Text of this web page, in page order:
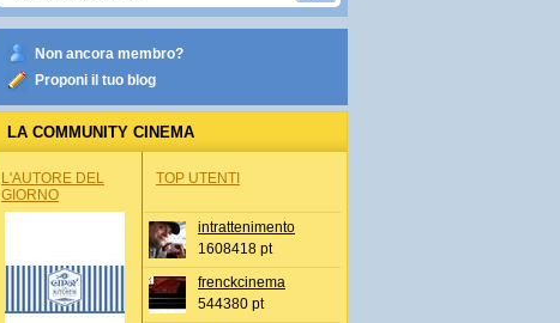
Non ancora membro?
Proponi il tuo blog
LA COMMUNITY CINEMA
L'AUTORE DEL
GIORNO
TOP UTENTI
intrattenimento
1608418 pt
frenckcinema
544380 pt